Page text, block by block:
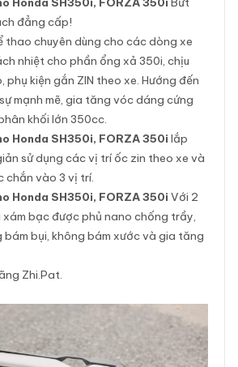
đẳng cấp!
thao chuyên dùng cho các dòng xe
nhiệt cho phần ổng xả 350i, chịu
kiện gắn ZIN theo xe. Hướng đến
mạnh mẽ, gia tăng vóc dáng cứng
khối lớn 350cc.
Honda SH350i, FORZA 350i lắp
sử dụng các vị trí ốc zin theo xe và
chắn vào 3 vị trí.
Honda SH350i, FORZA 350i Với 2
bạc được phủ nano chống trầy,
bám bụi, không bám xước và gia tăng
Zhi.Pat.